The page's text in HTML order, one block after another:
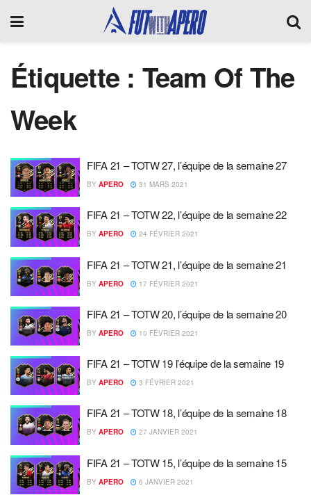
Étiquette : Team Of The
Week
FIFA 21 – TOTW 27, l’équipe de la semaine 27
BY APERO 31 MARS 2021
FIFA 21 – TOTW 22, l’équipe de la semaine 22
BY APERO 24 FÉVRIER 2021
FIFA 21 – TOTW 21, l’équipe de la semaine 21
BY APERO 17 FÉVRIER 2021
FIFA 21 – TOTW 20, l’équipe de la semaine 20
BY APERO 10 FÉVRIER 2021
FIFA 21 – TOTW 19 l’équipe de la semaine 19
BY APERO 3 FÉVRIER 2021
FIFA 21 – TOTW 18, l’équipe de la semaine 18
BY APERO 27 JANVIER 2021
FIFA 21 – TOTW 15, l’équipe de la semaine 15
BY APERO 6 JANVIER 2021